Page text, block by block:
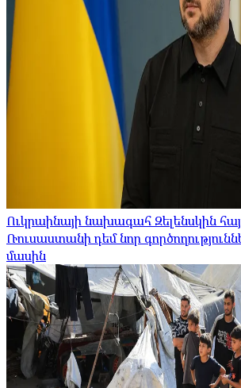
Ուկրաինայի նախագահ Զելենսկին
Ռուսաստանի դեմ նոր
մասին